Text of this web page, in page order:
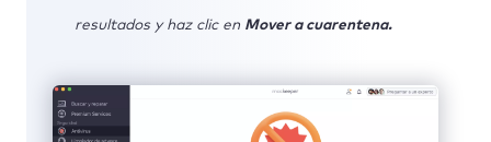
resultados y haz clic en Mover a cuarentena.